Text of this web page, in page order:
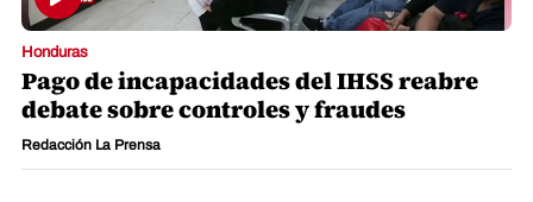
Honduras
Pago de incapacidades del IHSS reabre
debate sobre controles y fraudes
Redacción La Prensa